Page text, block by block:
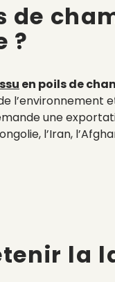
de
?
en poils de
l’environnement
une
l’Iran,
la